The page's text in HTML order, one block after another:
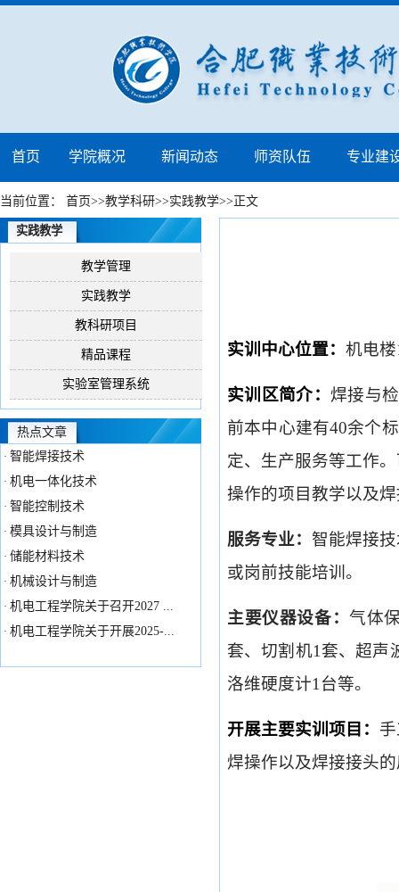
首页 学院概况 新闻动态 师资队伍 专业建
当前位置： 首页>>教学科研>>实践教学>> 正文
实践教学
教学管理
实践教学
教科研项目
精品课程
实验室管理系统
热点文章
· 智能焊接技术
· 机电一体化技术
· 智能控制技术
· 模具设计与制造
· 储能材料技术
· 机械设计与制造
· 机电工程学院关于召开2027 ...
· 机电工程学院关于开展2025-...
实训中心位置： 机电楼
实训区简介：焊接与
前本中心建有40余个
定、生产服务等工作。
操作的项目教学以及
服务专业： 智能焊接
或岗前技能培训。
主要仪器设备：气体
套、切割机1套、超声
洛维硬度计1台等。
开展主要实训项目：
焊操作以及焊接接头